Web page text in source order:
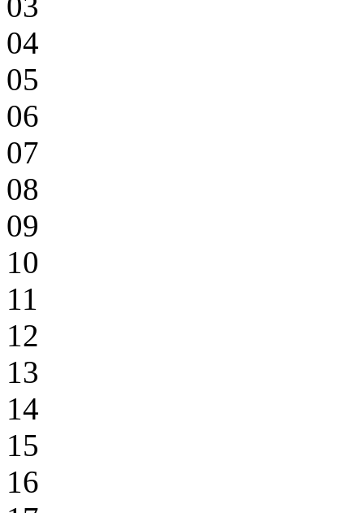
04
05
06
07
08
09
10
11
12
13
14
15
16